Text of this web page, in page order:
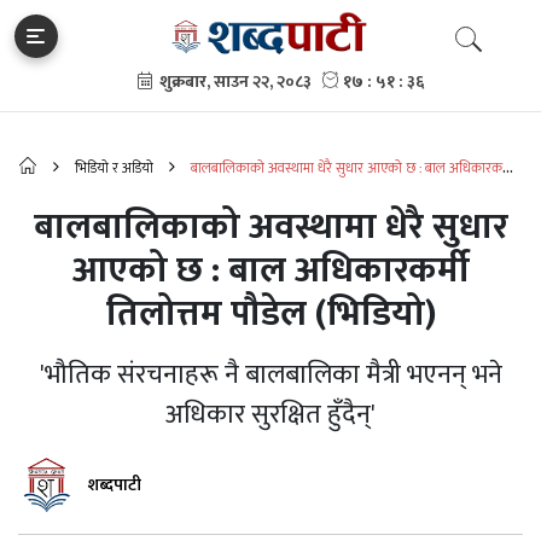
भिडियो र अडियो
बालबालिकाको अवस्थामा धेरै सुधार आएको छ : बाल अधिकारकर्मी
तिलोत्तम पौडेल (भिडियो)
बालबालिकाको अवस्थामा धेरै सुधार
आएको छ : बाल अधिकारकर्मी
तिलोत्तम पौडेल (भिडियो)
'भौतिक संरचनाहरू नै बालबालिका मैत्री भएनन् भने
अधिकार सुरक्षित हुँदैन्'
शब्दपाटी